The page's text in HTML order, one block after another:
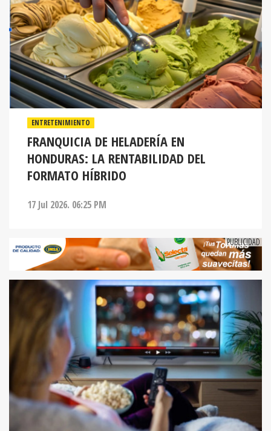
ENTRETENIMIENTO
FRANQUICIA DE HELADERÍA EN
HONDURAS: LA RENTABILIDAD DEL
FORMATO HÍBRIDO
17 Jul 2026. 06:25 PM